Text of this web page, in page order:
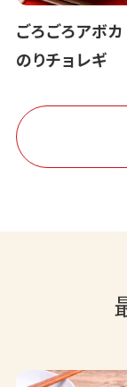
ごろごろアボ
のりチョレギ